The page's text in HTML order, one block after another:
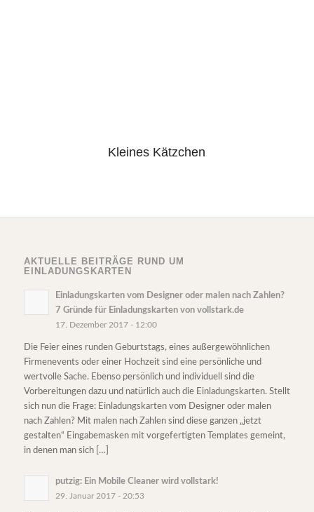
Kleines Kätzchen
AKTUELLE BEITRÄGE RUND UM
EINLADUNGSKARTEN
Einladungskarten vom Designer oder malen nach Zahlen?
7 Gründe für Einladungskarten von vollstark.de
17. Dezember 2017 - 12:00
Die Feier eines runden Geburtstags, eines außergewöhnlichen
Firmenevents oder einer Hochzeit sind eine persönliche und
wertvolle Sache. Ebenso persönlich und individuell sind die
Vorbereitungen dazu und natürlich auch die Einladungskarten. Stellt
sich nun die Frage: Einladungskarten vom Designer oder malen
nach Zahlen? Mit malen nach Zahlen sind diese ganzen „jetzt
gestalten“ Eingabemasken mit vorgefertigten Templates gemeint,
in denen man sich […]
putzig: Ein Mobile Cleaner wird vollstark!
29. Januar 2017 - 20:53